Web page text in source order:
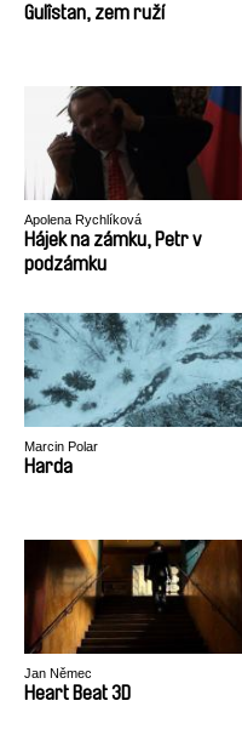
Gulîstan, zem ruží
Apolena Rychlíková
Hájek na zámku, Petr v
podzámku
Marcin Polar
Harda
Jan Němec
Heart Beat 3D